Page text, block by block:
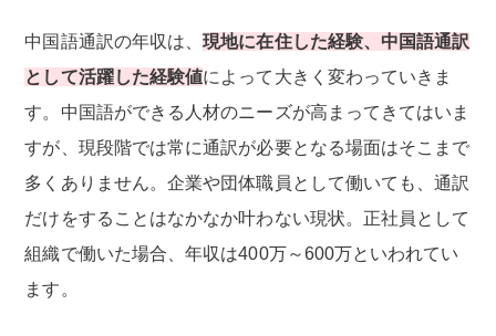
中国語通訳の年収は、現地に在住した経験、中国語通訳
として活躍した経験値によって大きく変わっていきま
す。中国語ができる人材のニーズが高まってきてはいま
すが、現段階では常に通訳が必要となる場面はそこまで
多くありません。企業や団体職員として働いても、通訳
だけをすることはなかなか叶わない現状。正社員として
組織で働いた場合、年収は400万～600万といわれてい
ます。